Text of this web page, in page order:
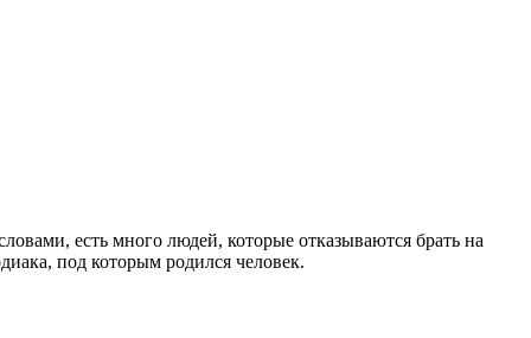
есть много людей, которые отказываются брать на
под которым родился человек.